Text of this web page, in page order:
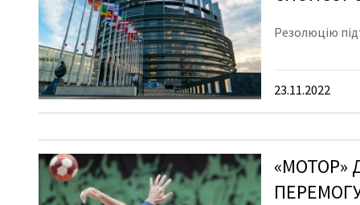
Резолюцію
23.11.2022
«МОТОР»